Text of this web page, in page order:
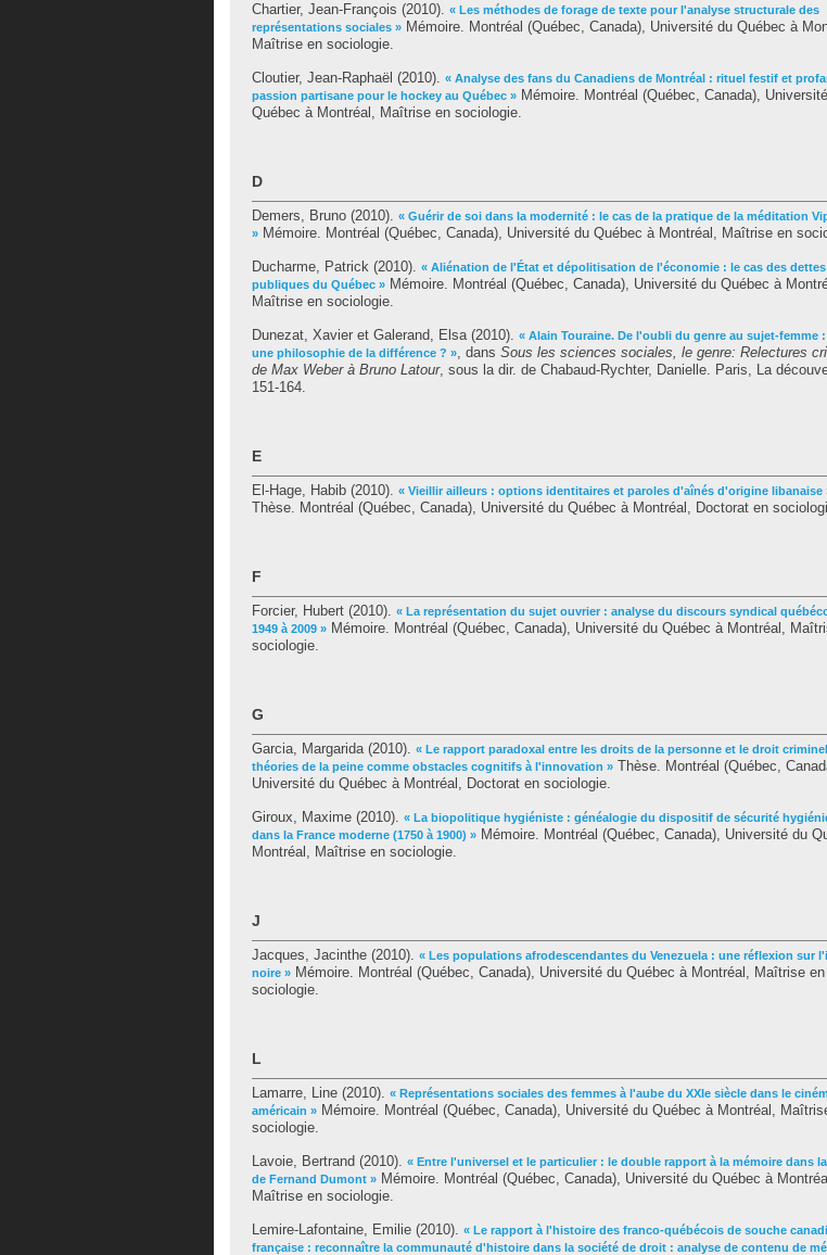
Chartier, Jean-François (2010). « Les méthodes de forage de texte pour l'analyse structurale des
représentations sociales » Mémoire. Montréal (Québec, Canada), Université du Québec à
Maîtrise en sociologie.
Cloutier, Jean-Raphaël (2010). « Analyse des fans du Canadiens de Montréal : rituel festif et
passion partisane pour le hockey au Québec » Mémoire. Montréal (Québec, Canada),
Québec à Montréal, Maîtrise en sociologie.
D
Demers, Bruno (2010). « Guérir de soi dans la modernité : le cas de la pratique de la méditation
» Mémoire. Montréal (Québec, Canada), Université du Québec à Montréal, Maîtrise en
Ducharme, Patrick (2010). « Aliénation de l'État et dépolitisation de l'économie : le cas des dettes
publiques du Québec » Mémoire. Montréal (Québec, Canada), Université du Québec à
Maîtrise en sociologie.
Dunezat, Xavier et Galerand, Elsa(2010). « Alain Touraine. De l'oubli du genre au sujet-femme
une philosophie de la différence ? », dans Sous les sciences sociales, le genre: Relectures
de Max Weber à Bruno Latour, sous la dir. de Chabaud-Rychter, Danielle. Paris, La
151-164.
E
El-Hage, Habib (2010). « Vieillir ailleurs : options identitaires et paroles d'aînés d'origine libanaise
Thèse. Montréal (Québec, Canada), Université du Québec à Montréal, Doctorat en
F
Forcier, Hubert (2010). « La représentation du sujet ouvrier : analyse du discours syndical
1949 à 2009 » Mémoire. Montréal (Québec, Canada), Université du Québec à Montréal,
sociologie.
G
Garcia, Margarida(2010). « Le rapport paradoxal entre les droits de la personne et le droit
théories de la peine comme obstacles cognitifs à l'innovation » Thèse. Montréal (Québec,
Université du Québec à Montréal, Doctorat en sociologie.
Giroux, Maxime (2010). « La biopolitique hygiéniste : généalogie du dispositif de sécurité
dans la France moderne (1750 à 1900) » Mémoire. Montréal (Québec, Canada), Université du
Montréal, Maîtrise en sociologie.
J
Jacques, Jacinthe (2010). « Les populations afrodescendantes du Venezuela : une réflexion sur
noire » Mémoire. Montréal (Québec, Canada), Université du Québec à Montréal, Maîtrise en
sociologie.
L
Lamarre, Line (2010). « Représentations sociales des femmes à l'aube du XXIe siècle dans le
américain » Mémoire. Montréal (Québec, Canada), Université du Québec à Montréal,
sociologie.
Lavoie, Bertrand (2010). « Entre l'universel et le particulier : le double rapport à la mémoire dans
de Fernand Dumont » Mémoire. Montréal (Québec, Canada), Université du Québec à
Maîtrise en sociologie.
Lemire-Lafontaine, Emilie (2010). « Le rapport à l'histoire des franco-québécois de souche
française : reconnaître la communauté d'histoire dans la société de droit : analyse de contenu de